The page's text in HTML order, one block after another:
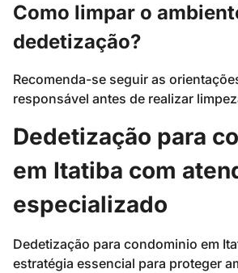
Como limpar o
dedetização?
Recomenda-se seguir as
responsável antes de realizar
Dedetização para
em Itatiba com
especializado
Dedetização para condominio em
estratégia essencial para proteger